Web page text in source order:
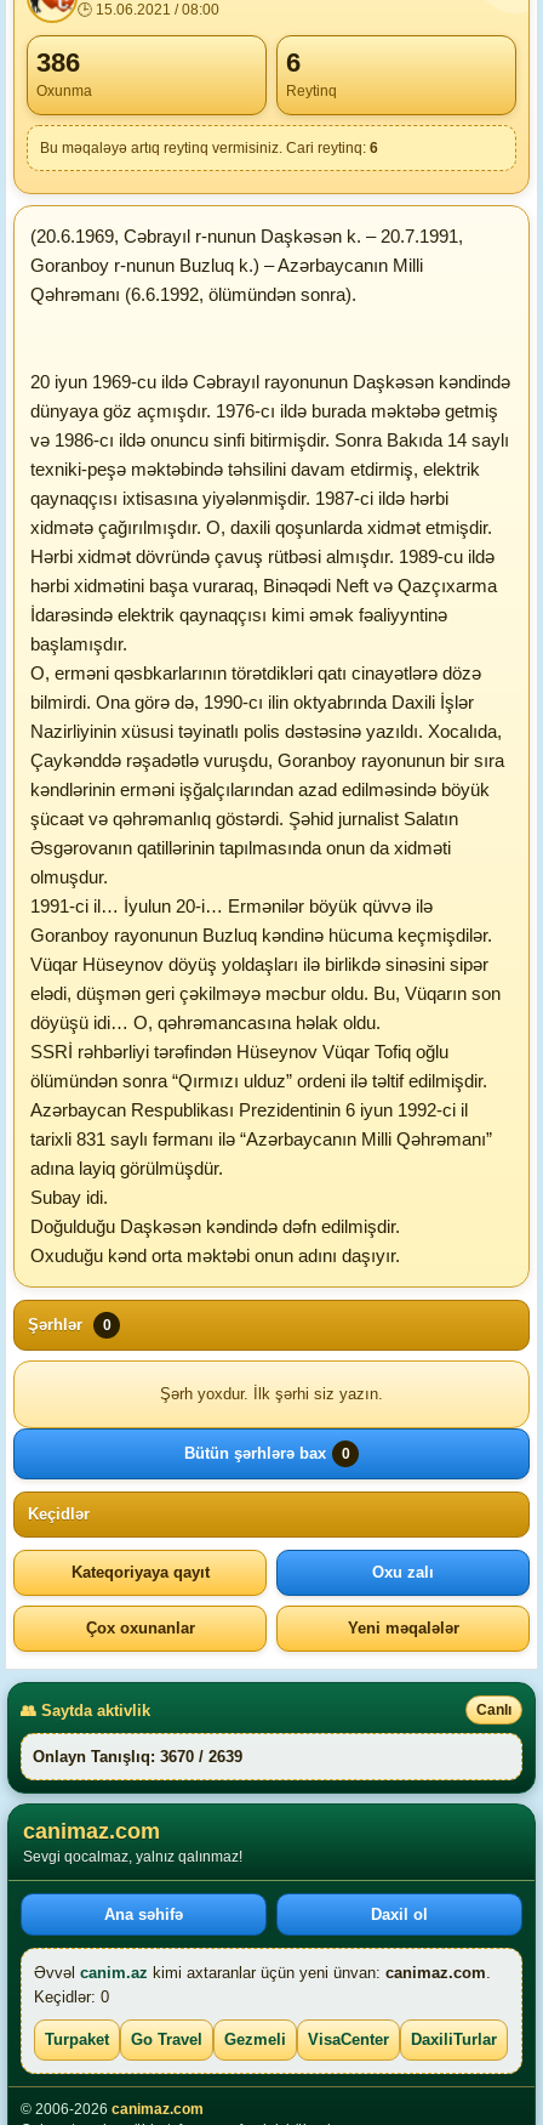
🕒 15.06.2021 / 08:00
386
Oxunma
6
Reytinq
Bu məqaləyə artıq reytinq vermisiniz. Cari reytinq: 6
(20.6.1969, Cəbrayıl r-nunun Daşkəsən k. – 20.7.1991,
Goranboy r-nunun Buzluq k.) – Azərbaycanın Milli
Qəhrəmanı (6.6.1992, ölümündən sonra).
20 iyun 1969-cu ildə Cəbrayıl rayonunun Daşkəsən kəndində
dünyaya göz açmışdır. 1976-cı ildə burada məktəbə getmiş
və 1986-cı ildə onuncu sinfi bitirmişdir. Sonra Bakıda 14 saylı
texniki-peşə məktəbində təhsilini davam etdirmiş, elektrik
qaynaqçısı ixtisasına yiyələnmişdir. 1987-ci ildə hərbi
xidmətə çağırılmışdır. O, daxili qoşunlarda xidmət etmişdir.
Hərbi xidmət dövründə çavuş rütbəsi almışdır. 1989-cu ildə
hərbi xidmətini başa vuraraq, Binəqədi Neft və Qazçıxarma
İdarəsində elektrik qaynaqçısı kimi əmək fəaliyyntinə
başlamışdır.
O, erməni qəsbkarlarının törətdikləri qatı cinayətlərə dözə
bilmirdi. Ona görə də, 1990-cı ilin oktyabrında Daxili İşlər
Nazirliyinin xüsusi təyinatlı polis dəstəsinə yazıldı. Xocalıda,
Çaykənddə rəşadətlə vuruşdu, Goranboy rayonunun bir sıra
kəndlərinin erməni işğalçılarından azad edilməsində böyük
şücaət və qəhrəmanlıq göstərdi. Şəhid jurnalist Salatın
Əsgərovanın qatillərinin tapılmasında onun da xidməti
olmuşdur.
1991-ci il… İyulun 20-i… Ermənilər böyük qüvvə ilə
Goranboy rayonunun Buzluq kəndinə hücuma keçmişdilər.
Vüqar Hüseynov döyüş yoldaşları ilə birlikdə sinəsini sipər
elədi, düşmən geri çəkilməyə məcbur oldu. Bu, Vüqarın son
döyüşü idi… O, qəhrəmancasına həlak oldu.
SSRİ rəhbərliyi tərəfindən Hüseynov Vüqar Tofiq oğlu
ölümündən sonra “Qırmızı ulduz” ordeni ilə təltif edilmişdir.
Azərbaycan Respublikası Prezidentinin 6 iyun 1992-ci il
tarixli 831 saylı fərmanı ilə “Azərbaycanın Milli Qəhrəmanı”
adına layiq görülmüşdür.
Subay idi.
Doğulduğu Daşkəsən kəndində dəfn edilmişdir.
Oxuduğu kənd orta məktəbi onun adını daşıyır.
Şərhlər 0
Şərh yoxdur. İlk şərhi siz yazın.
Bütün şərhlərə bax 0
Keçidlər
Kateqoriyaya qayıt Oxu zalı
Çox oxunanlar Yeni məqalələr
👥 Saytda aktivlik Canlı
Onlayn Tanışlıq: 3670 / 2639
canimaz.com
Sevgi qocalmaz, yalnız qalınmaz!
Ana səhifə Daxil ol
Əvvəl canim.az kimi axtaranlar üçün yeni ünvan: canimaz.com.
Keçidlər: 0
Turpaket Go Travel Gezmeli VisaCenter DaxiliTurlar
© 2006-2026 canimaz.com